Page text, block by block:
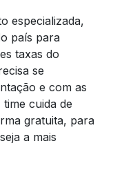
especializada,
país para
taxas do
se
e com as
cuida de
gratuita, para
a mais